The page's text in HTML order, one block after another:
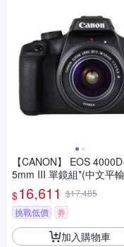
【CANON】 EOS
5mm III 單鏡組*(中文平
$16,611 $17,485
挑戰低價
券
加入購物車